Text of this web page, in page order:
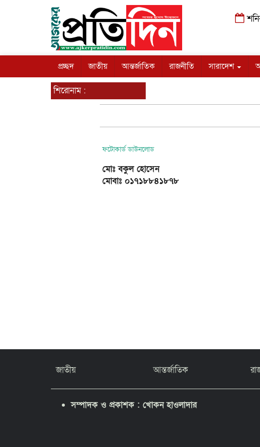
প্রচ্ছদ জাতীয় আন্তর্জাতিক রাজনীতি সারাদেশ
শিরোনাম :
ফটোকার্ড ডাউনলোড
মোঃ বকুল হোসেন
মোবাঃ ০১৭১৮৮৪১৮৭৮
জাতীয় আন্তর্জাতিক
সম্পাদক ও প্রকাশক : খোকন হাওলাদার